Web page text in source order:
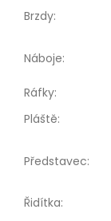
Brzdy:
Náboje:
Ráfky:
Pláště:
Představec:
Řidítka: